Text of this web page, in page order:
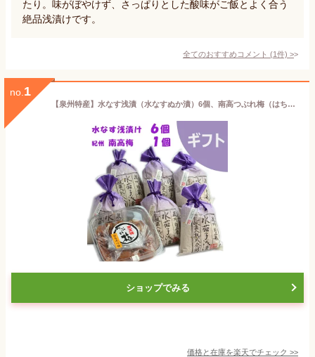
たり。味がぼやけず、さっぱりとした酸味がご飯とよく合う
絶品浅漬けです。
全てのおすすめコメント (1件) >
no. 1
【泉州特産】水なす浅漬（水なすぬか漬）6個、南高つぶれ梅（はちみつ梅） 1パックのセット【ギフト】母の日・父の日・御挨拶・
ショップでみる
価格と在庫を楽天でチェック >>